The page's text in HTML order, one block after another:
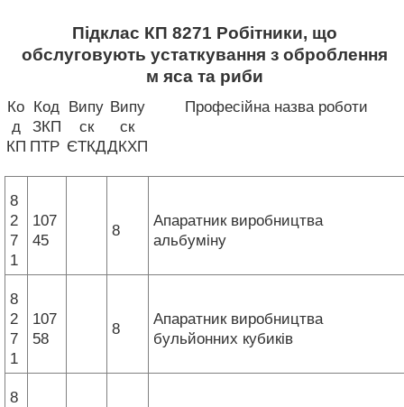
Підклас КП 8271 Робітники, що
обслуговують устаткування з оброблення
м яса та риби
Ко
д
КП
Код
ЗКП
ПТР
Випу
ск
ЄТКД
Випу
ск
ДКХП
Професійна назва роботи
8
2
7
1
107
45
8
Апаратник виробництва
альбуміну
8
2
7
1
107
58
8
Апаратник виробництва
бульйонних кубиків
8